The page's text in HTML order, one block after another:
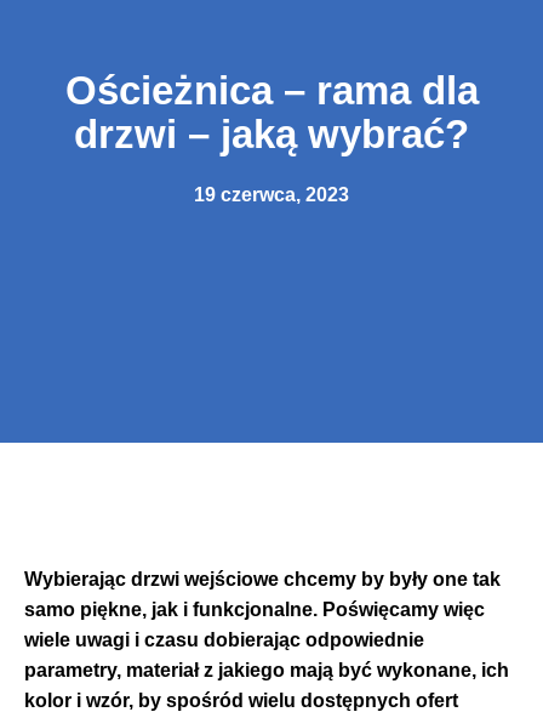
Ościeżnica – rama dla
drzwi – jaką wybrać?
19 czerwca, 2023
Wybierając drzwi wejściowe chcemy by były one tak
samo piękne, jak i funkcjonalne. Poświęcamy więc
wiele uwagi i czasu dobierając odpowiednie
parametry, materiał z jakiego mają być wykonane, ich
kolor i wzór, by spośród wielu dostępnych ofert